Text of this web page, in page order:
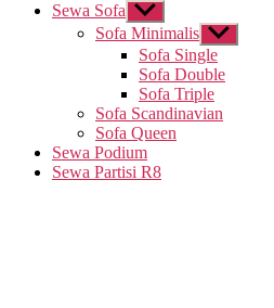
Sewa Sofa Tampilkan
sub
menu
Sofa Minimalis Tampilkan
sub
menu
Sofa Single
Sofa Double
Sofa Triple
Sofa Scandinavian
Sofa Queen
Sewa Podium
Sewa Partisi R8